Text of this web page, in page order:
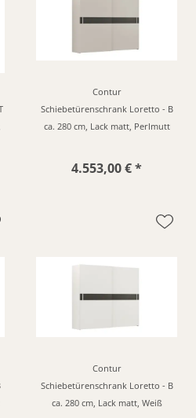
Contur
Schiebetürenschrank Loretto - B
ca. 280 cm, Lack matt, Perlmutt
4.553,00 € *
Contur
Schiebetürenschrank Loretto - B
ca. 280 cm, Lack matt, Weiß